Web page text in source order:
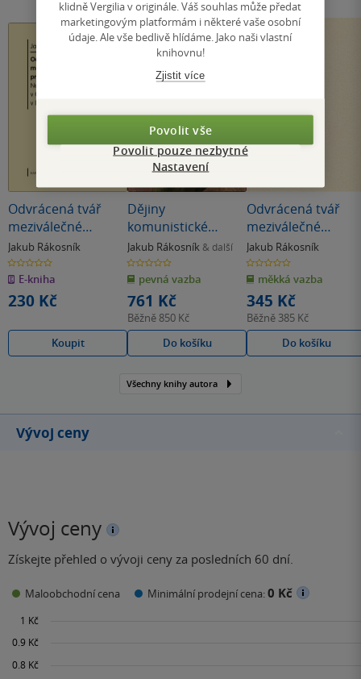
Odvrácená tvář
meziválečné
prosperity.
Nezaměstnanost v
Československu v
letech 1918-1938
Jakub Rákosník
0.0
z
5
hvězdiček
E-kniha
230 Kč
Koupit
Dějiny
komunistické
strany
Československa I
Jakub Rákosník & další
0.0
z
5
hvězdiček
pevná vazba
761 Kč
Běžně 850 Kč
Do košíku
Odvrácená tvář
meziválečné
prosperity
Jakub Rákosník
0.0
z
5
hvězdiček
měkká vazba
345 Kč
Běžně 385 Kč
Do košíku
Všechny knihy autora
Vývoj ceny
Vývoj ceny
Získejte přehled o vývoji ceny za posledních 60 dní.
Maloobchodní cena Minimální prodejní cena:0 Kč
klidně Vergilia v originále. Váš souhlas může předat
marketingovým platformám i některé vaše osobní
údaje. Ale vše bedlivě hlídáme. Jako naši vlastní
knihovnu!
Zjistit více
Povolit vše
Povolit pouze nezbytné
Nastavení